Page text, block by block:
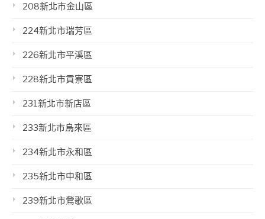
208新北市金山區
224新北市瑞芳區
226新北市平溪區
228新北市貢寮區
231新北市新店區
233新北市烏來區
234新北市永和區
235新北市中和區
239新北市鶯歌區